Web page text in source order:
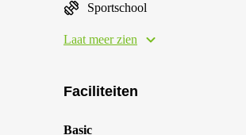
Sportschool
Laat meer zien
Faciliteiten
Basic